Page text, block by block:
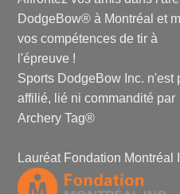
DodgeBow® à Montréal et
vos compétences de tir à
l'épreuve !
Sports DodgeBow Inc. n'est
affilié, lié ni commandité par
Archery Tag®
Lauréat Fondation Montréal